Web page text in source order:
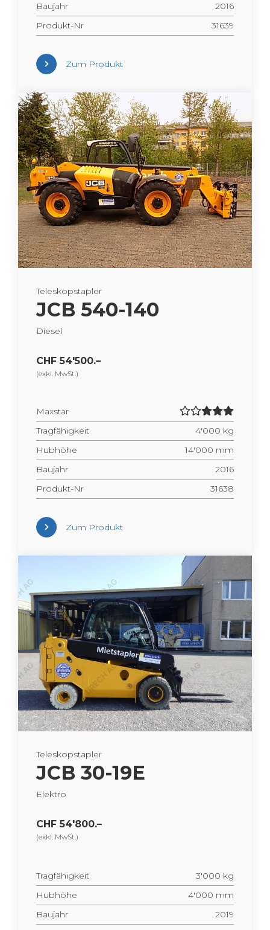
Bau­jahr
2016
Pro­dukt-Nr
31639
Zum Pro­dukt
Te­le­skop­stap­ler
JCB 540-140
Die­sel
CHF 54'500.–
(exkl. MwSt.)
Max­star
Trag­fä­hig­keit
4'000 kg
Hub­hö­he
14'000 mm
Bau­jahr
2016
Pro­dukt-Nr
31638
Zum Pro­dukt
Te­le­skop­stap­ler
JCB 30-19E
Elek­tro
CHF 54'800.–
(exkl. MwSt.)
Trag­fä­hig­keit
3'000 kg
Hub­hö­he
4'000 mm
Bau­jahr
2019